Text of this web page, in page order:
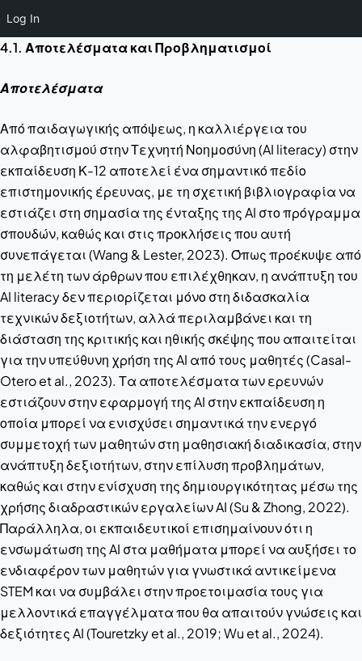
Log In
4.1. Αποτελέσματα και Προβληματισμοί
Αποτελέσματα
Από παιδαγωγικής απόψεως, η καλλιέργεια του
αλφαβητισμού στην Τεχνητή Νοημοσύνη (AI literacy) στην
εκπαίδευση Κ-12 αποτελεί ένα σημαντικό πεδίο
επιστημονικής έρευνας, με τη σχετική βιβλιογραφία να
εστιάζει στη σημασία της ένταξης της AI στο πρόγραμμα
σπουδών, καθώς και στις προκλήσεις που αυτή
συνεπάγεται (Wang & Lester, 2023). Όπως προέκυψε από
τη μελέτη των άρθρων που επιλέχθηκαν, η ανάπτυξη του
AI literacy δεν περιορίζεται μόνο στη διδασκαλία
τεχνικών δεξιοτήτων, αλλά περιλαμβάνει και τη
διάσταση της κριτικής και ηθικής σκέψης που απαιτείται
για την υπεύθυνη χρήση της AI από τους μαθητές (Casal-
Otero et al., 2023). Τα αποτελέσματα των ερευνών
εστιάζουν στην εφαρμογή της AI στην εκπαίδευση η
οποία μπορεί να ενισχύσει σημαντικά την ενεργό
συμμετοχή των μαθητών στη μαθησιακή διαδικασία, στην
ανάπτυξη δεξιοτήτων, στην επίλυση προβλημάτων,
καθώς και στην ενίσχυση της δημιουργικότητας μέσω της
χρήσης διαδραστικών εργαλείων AI (Su & Zhong, 2022).
Παράλληλα, οι εκπαιδευτικοί επισημαίνουν ότι η
ενσωμάτωση της AI στα μαθήματα μπορεί να αυξήσει το
ενδιαφέρον των μαθητών για γνωστικά αντικείμενα
STEM και να συμβάλει στην προετοιμασία τους για
μελλοντικά επαγγέλματα που θα απαιτούν γνώσεις και
δεξιότητες AI (Touretzky et al., 2019; Wu et al., 2024).